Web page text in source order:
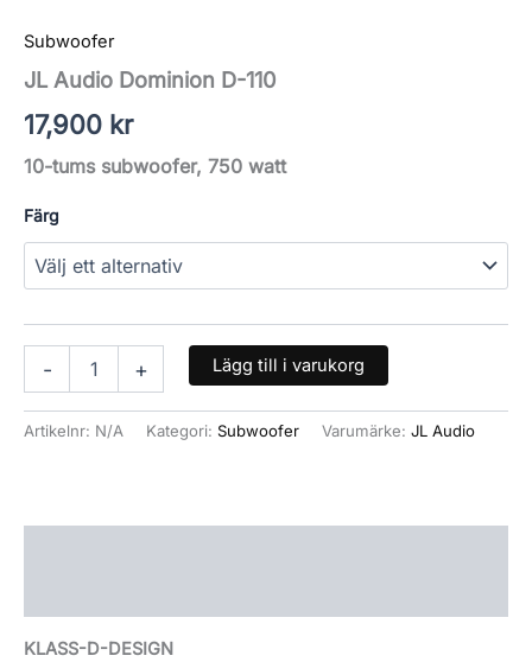
Subwoofer
JL Audio Dominion D-110
17,900 kr
10-tums subwoofer, 750 watt
Färg
- + Lägg till i varukorg
Artikelnr: N/A Kategori: Subwoofer Varumärke: JL Audio
KLASS-D-DESIGN